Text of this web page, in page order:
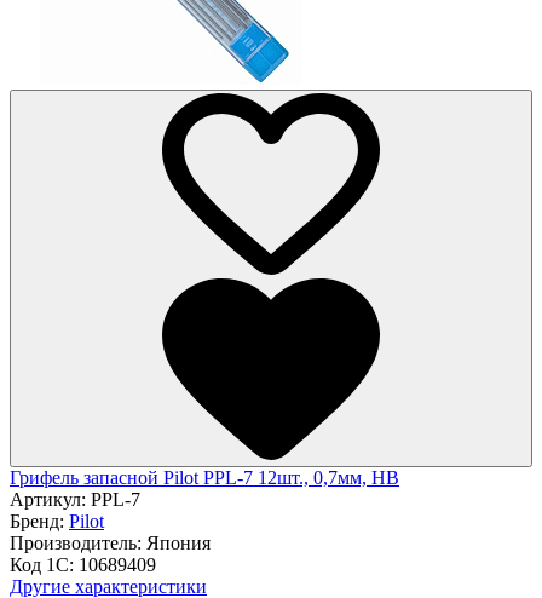
Грифель запасной Pilot PPL-7 12шт., 0,7мм, HB
Артикул: PPL-7
Бренд: Pilot
Производитель: Япония
Код 1С: 10689409
Другие характеристики